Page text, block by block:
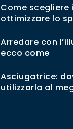
Come scegliere
ottimizzare lo
Arredare con
ecco come
Asciugatrice:
utilizzarla al